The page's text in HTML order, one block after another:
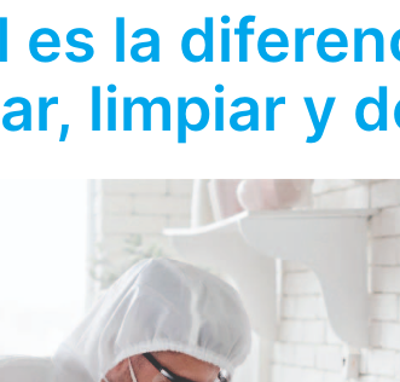
es la
limpiar y